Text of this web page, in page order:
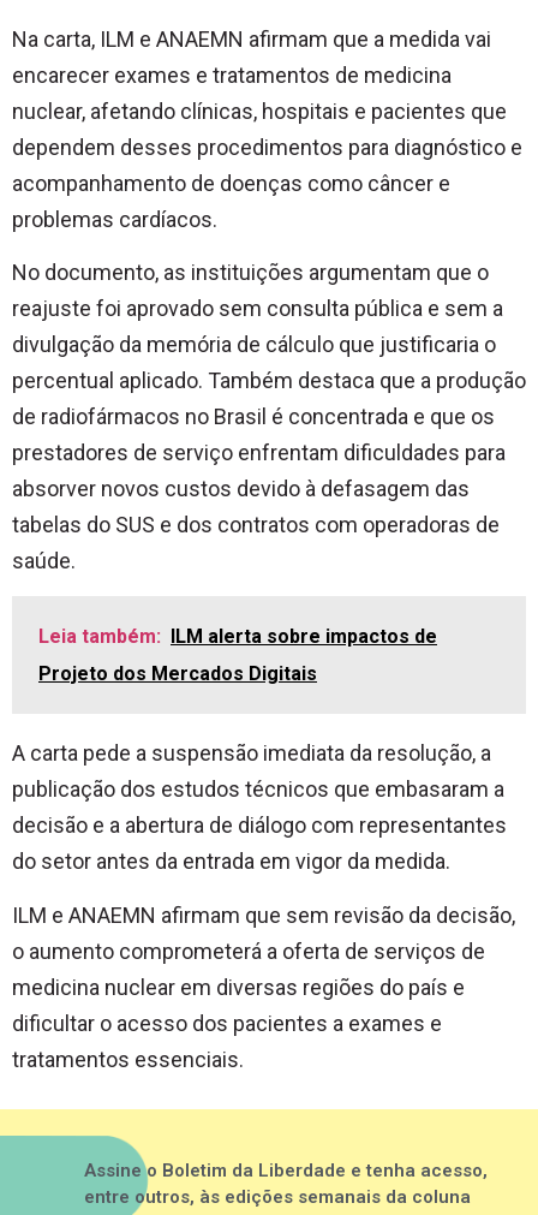
Na carta, ILM e ANAEMN afirmam que a medida vai
encarecer exames e tratamentos de medicina
nuclear, afetando clínicas, hospitais e pacientes que
dependem desses procedimentos para diagnóstico e
acompanhamento de doenças como câncer e
problemas cardíacos.
No documento, as instituições argumentam que o
reajuste foi aprovado sem consulta pública e sem a
divulgação da memória de cálculo que justificaria o
percentual aplicado. Também destaca que a produção
de radiofármacos no Brasil é concentrada e que os
prestadores de serviço enfrentam dificuldades para
absorver novos custos devido à defasagem das
tabelas do SUS e dos contratos com operadoras de
saúde.
Leia também:
ILM alerta sobre impactos de
Projeto dos Mercados Digitais
A carta pede a suspensão imediata da resolução, a
publicação dos estudos técnicos que embasaram a
decisão e a abertura de diálogo com representantes
do setor antes da entrada em vigor da medida.
ILM e ANAEMN afirmam que sem revisão da decisão,
o aumento comprometerá a oferta de serviços de
medicina nuclear em diversas regiões do país e
dificultar o acesso dos pacientes a exames e
tratamentos essenciais.
Assine o Boletim da Liberdade e tenha acesso,
entre outros, às edições semanais da coluna